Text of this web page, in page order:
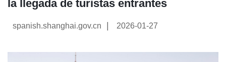
la llegada de turistas entrantes
spanish.shanghai.gov.cn 2026-01-27